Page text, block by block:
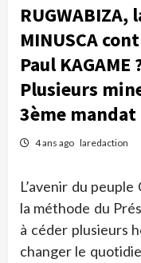
MINUSCA
Paul KAGAME
Plusieurs
3ème mandat
4 ans ago laredaction
L’avenir du
la méthode du
à céder plusieurs
changer le